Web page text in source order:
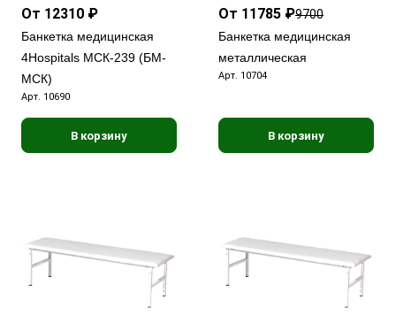
От 12310 ₽
Банкетка медицинская
4Hospitals МСК-239 (БМ-
МСК)
Арт. 10690
В корзину
От 11785 ₽9700
Банкетка медицинская
металлическая
Арт. 10704
В корзину